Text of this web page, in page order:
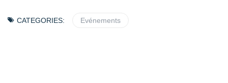
CATEGORIES: Evénements